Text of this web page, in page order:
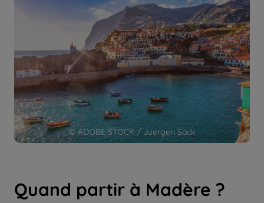
© ADOBE STOCK / Juergen Sack
Quand partir à Madère ?